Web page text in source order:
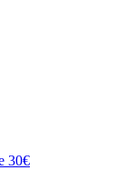
30€